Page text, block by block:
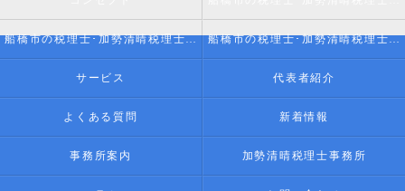
船橋市の税理士･加勢清晴税理士事務所の評判 船橋市の税理士･加勢清晴税理士事務所のお客様の声
サービス 代表者紹介
よくある質問 新着情報
事務所案内 加勢清晴税理士事務所